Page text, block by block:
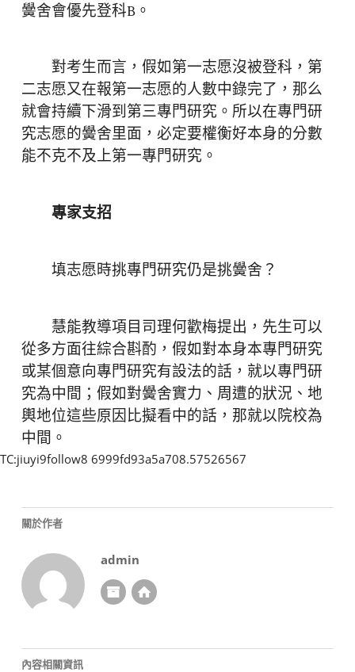
黌舍會優先登科B。
對考生而言，假如第一志愿沒被登科，第
二志愿又在報第一志愿的人數中錄完了，那么
就會持續下滑到第三專門研究。所以在專門研
究志愿的黌舍里面，必定要權衡好本身的分數
能不克不及上第一專門研究。
專家支招
填志愿時挑專門研究仍是挑黌舍？
慧能教導項目司理何歡梅提出，先生可以
從多方面往綜合斟酌，假如對本身本專門研究
或某個意向專門研究有設法的話，就以專門研
究為中間；假如對黌舍實力、周遭的狀況、地
輿地位這些原因比擬看中的話，那就以院校為
中間。
TC:jiuyi9follow8 6999fd93a5a708.57526567
關於作者
admin
內容相關資訊